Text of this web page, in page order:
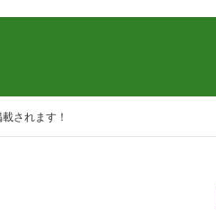
されます！